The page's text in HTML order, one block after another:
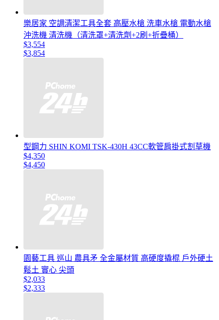
樂居家 空調清潔工具全套 高壓水槍 洗車水槍 電動水槍
沖洗機 清洗機（清洗罩+清洗劑+2刷+折疊桶）
$3,554
$3,854
型鋼力 SHIN KOMI TSK-430H 43CC軟管肩掛式割草機
$4,350
$4,450
園藝工具 巡山 農具矛 全金屬材質 高硬度撬棍 戶外硬土
鬆土 實心 尖頭
$2,033
$2,333